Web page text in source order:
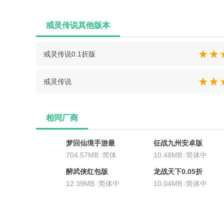
戒灵传说其他版本
戒灵传说0.1折版
戒灵传说
相同厂商
梦回仙境手游最
新版
704.57MB /简体
中文
征战九州安卓版
10.48MB /简体中
文
醉武侠红包版
12.39MB /简体中
龙战天下0.05折
手游
10.04MB /简体中